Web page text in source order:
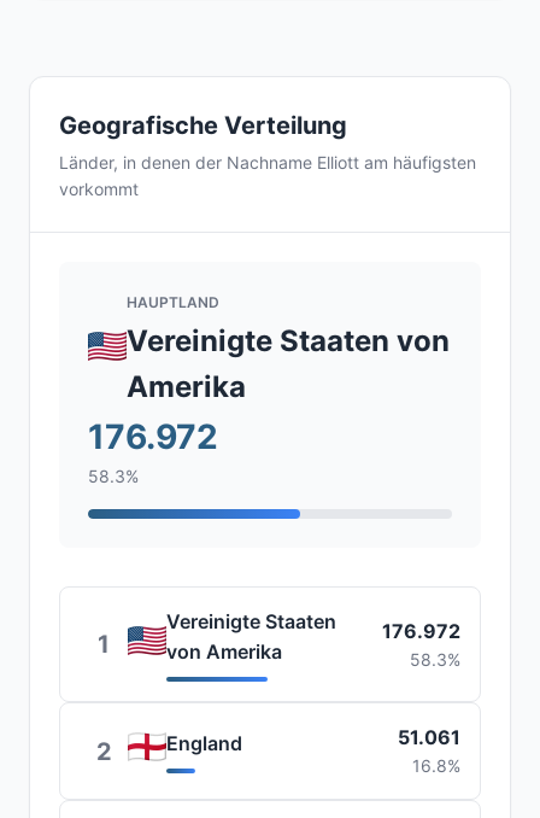
Geografische Verteilung
Länder, in denen der Nachname Elliott am häufigsten
vorkommt
HAUPTLAND
Vereinigte Staaten von
Amerika
176.972
58.3%
1
Vereinigte Staaten
von Amerika
176.972
58.3%
2 England 51.061
16.8%